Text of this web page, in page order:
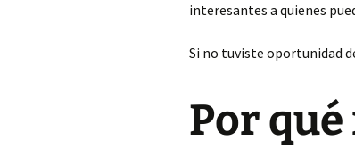
interesantes a quienes
Si no tuviste oportunidad
Por